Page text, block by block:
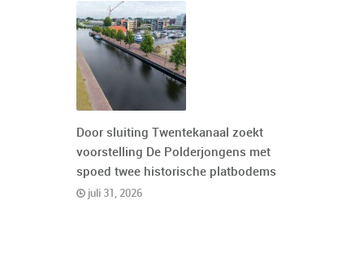
Door sluiting Twentekanaal zoekt
voorstelling De Polderjongens met
spoed twee historische platbodems
juli 31, 2026